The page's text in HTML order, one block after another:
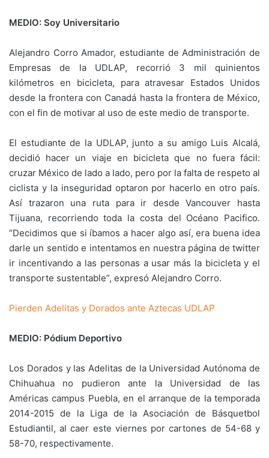
MEDIO: Soy Universitario
Alejandro Corro Amador, estudiante de Administración de
Empresas de la UDLAP, recorrió 3 mil quinientos
kilómetros en bicicleta, para atravesar Estados Unidos
desde la frontera con Canadá hasta la frontera de México,
con el fin de motivar al uso de este medio de transporte.
El estudiante de la UDLAP, junto a su amigo Luis Alcalá,
decidió hacer un viaje en bicicleta que no fuera fácil:
cruzar México de lado a lado, pero por la falta de respeto al
ciclista y la inseguridad optaron por hacerlo en otro país.
Así trazaron una ruta para ir desde Vancouver hasta
Tijuana, recorriendo toda la costa del Océano Pacifico.
“Decidimos que si íbamos a hacer algo así, era buena idea
darle un sentido e intentamos en nuestra página de twitter
ir incentivando a las personas a usar más la bicicleta y el
transporte sustentable”, expresó Alejandro Corro.
Pierden Adelitas y Dorados ante Aztecas UDLAP
MEDIO: Pódium Deportivo
Los Dorados y las Adelitas de la Universidad Autónoma de
Chihuahua no pudieron ante la Universidad de las
Américas campus Puebla, en el arranque de la temporada
2014-2015 de la Liga de la Asociación de Básquetbol
Estudiantil, al caer este viernes por cartones de 54-68 y
58-70, respectivamente.